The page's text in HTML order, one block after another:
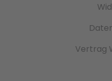
Vertrag